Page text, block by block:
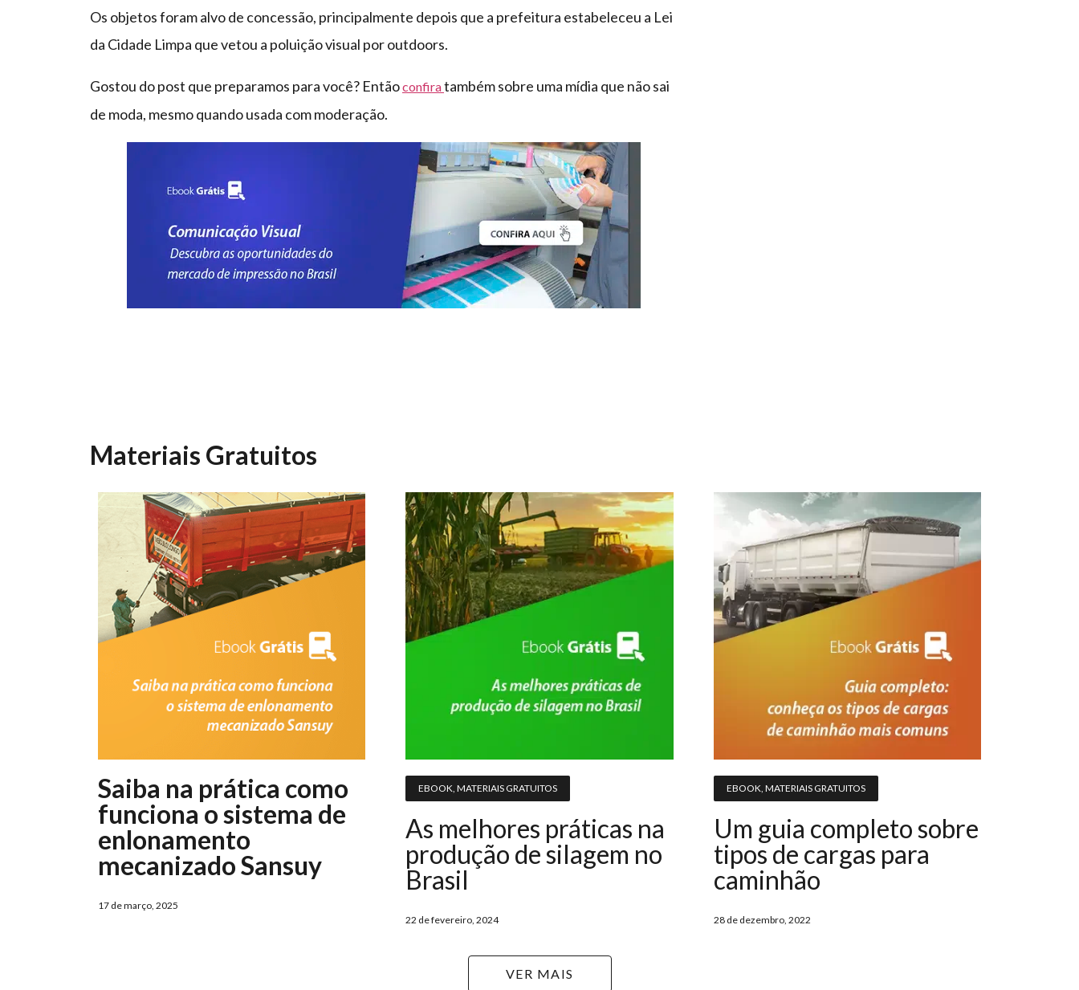
Os objetos foram alvo de concessão, principalmente depois que a prefeitura estabeleceu a Lei
da Cidade Limpa que vetou a poluição visual por outdoors.
Gostou do post que preparamos para você? Entãoconfiratambém sobre uma mídia que não sai
de moda, mesmo quando usada com moderação.
Materiais Gratuitos
Saiba na prática como
funciona o sistema de
enlonamento
mecanizado Sansuy
17 de março, 2025
EBOOK ,MATERIAIS GRATUITOS
As melhores práticas na
produção de silagem no
Brasil
22 de fevereiro, 2024
EBOOK MATERIAIS GRATUITOS
Um guia completo sobre
tipos de cargas para
caminhão
28 de dezembro, 2022
VER MAIS